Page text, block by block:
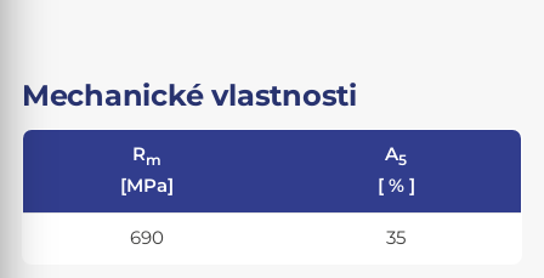
Mechanické vlastnosti
Rm
[MPa]
A5
[ % ]
690 35